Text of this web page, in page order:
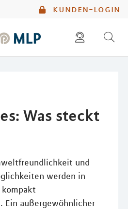
kunden-login
Was steckt
und
werden in
kompakt
Ein außergewöhnlicher